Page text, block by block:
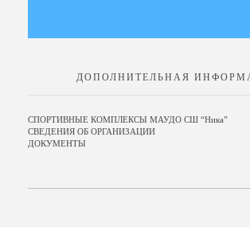
ДОПОЛНИТЕЛЬНАЯ
СПОРТИВНЫЕ КОМПЛЕКСЫ МАУДО СШ “Ника”
СВЕДЕНИЯ ОБ ОРГАНИЗАЦИИ
ДОКУМЕНТЫ